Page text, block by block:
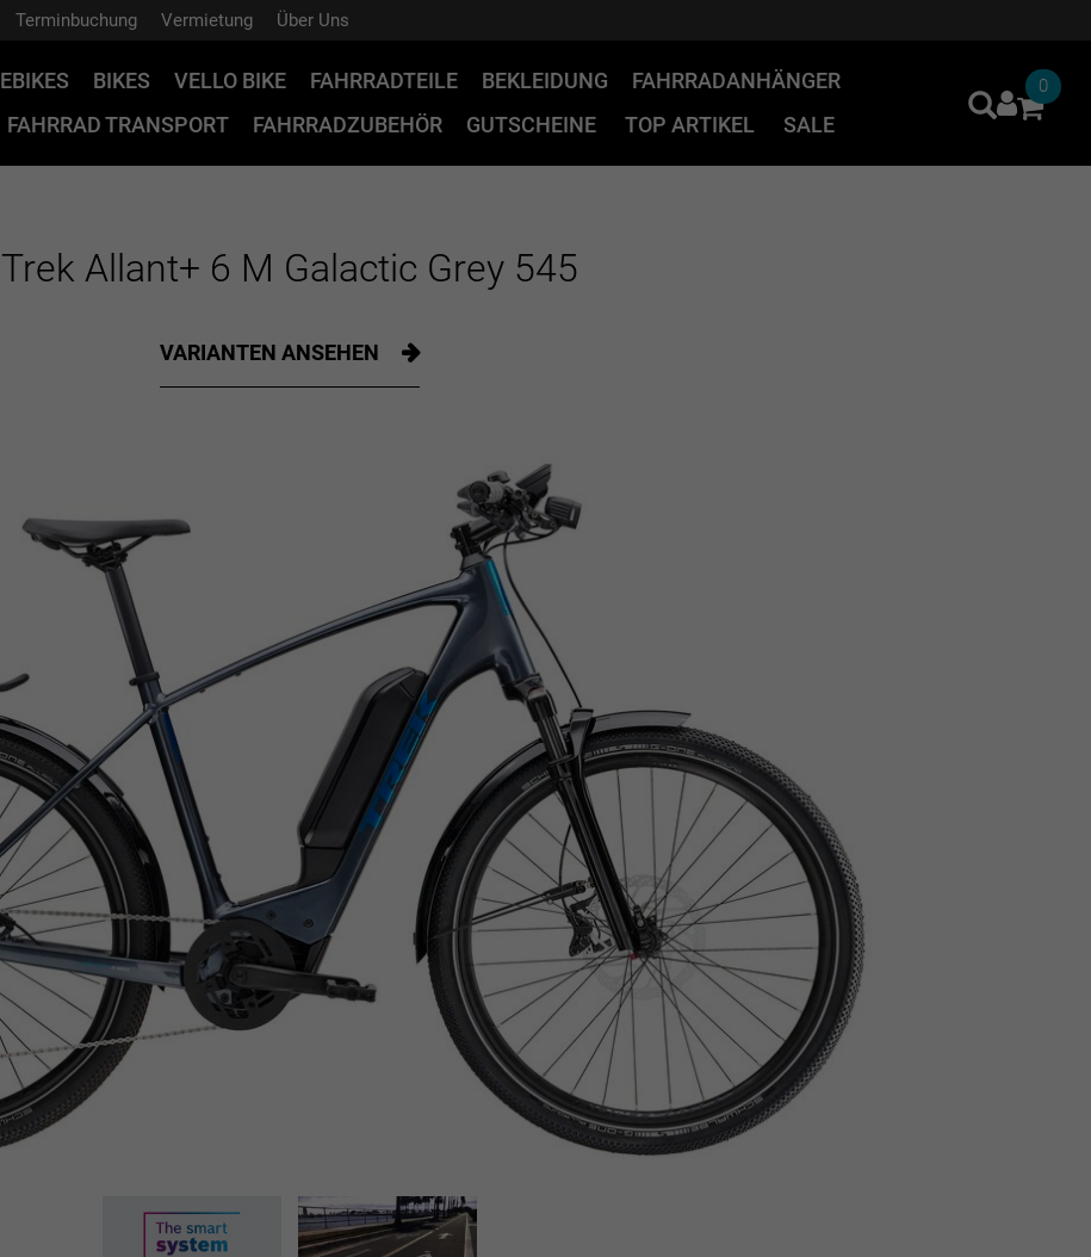
Terminbuchung Vermietung Über Uns
EBIKES BIKES VELLO BIKE FAHRRADTEILE BEKLEIDUNG
FAHRRADANHÄNGER
FAHRRAD TRANSPORT
FAHRRADZUBEHÖR GUTSCHEINE TOP ARTIKEL SALE
0
Trek Allant+ 6 M Galactic Grey 545
VARIANTEN ANSEHEN